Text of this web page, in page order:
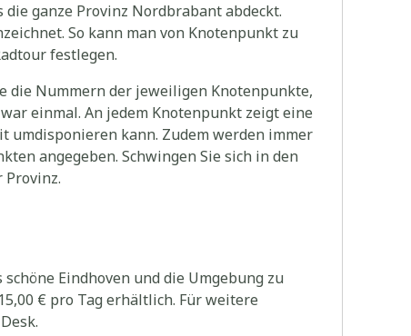
ganze Provinz Nordbrabant abdeckt.
So kann man von Knotenpunkt zu
festlegen.
die Nummern der jeweiligen Knotenpunkte,
einmal. An jedem Knotenpunkt zeigt eine
umdisponieren kann. Zudem werden immer
angegeben. Schwingen Sie sich in den
Provinz.
Eindhoven und die Umgebung zu
€ pro Tag erhältlich. Für weitere